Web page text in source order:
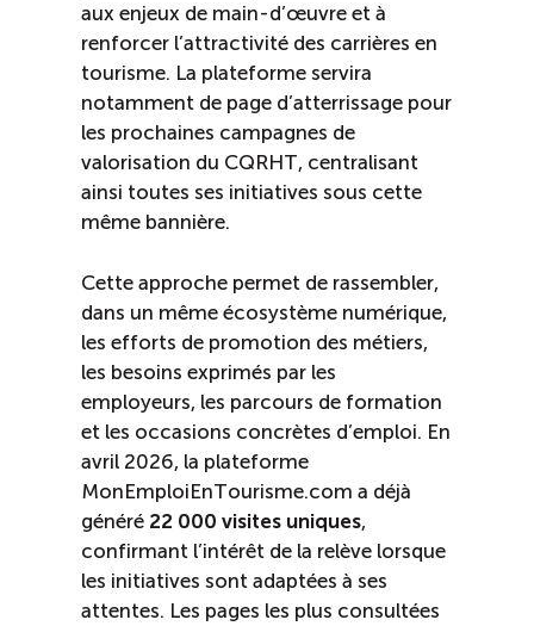
aux enjeux de main-d’œuvre et à
renforcer l’attractivité des carrières en
tourisme. La plateforme servira
notamment de page d’atterrissage pour
les prochaines campagnes de
valorisation du CQRHT, centralisant
ainsi toutes ses initiatives sous cette
même bannière.
Cette approche permet de rassembler,
dans un même écosystème numérique,
les efforts de promotion des métiers,
les besoins exprimés par les
employeurs, les parcours de formation
et les occasions concrètes d’emploi. En
avril 2026, la plateforme
MonEmploiEnTourisme.com a déjà
généré 22 000 visites uniques,
confirmant l’intérêt de la relève lorsque
les initiatives sont adaptées à ses
attentes. Les pages les plus consultées